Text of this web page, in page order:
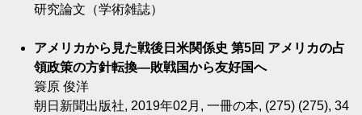
研究論文（学術雑誌）
アメリカから見た戦後日米関係史 第5回 アメリカの占
領政策の方針転換―敗戦国から友好国へ
簑原 俊洋
朝日新聞出版社, 2019年02月, 一冊の本, (275) (275), 34